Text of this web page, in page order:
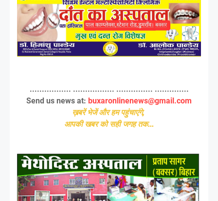
................. ................. ............... ..............
Send us news at: buxaronlinenews@gmail.com
ख़बरें भेजें और हम पहुंचाएंगे,
आपकी खबर को सही जगह तक...